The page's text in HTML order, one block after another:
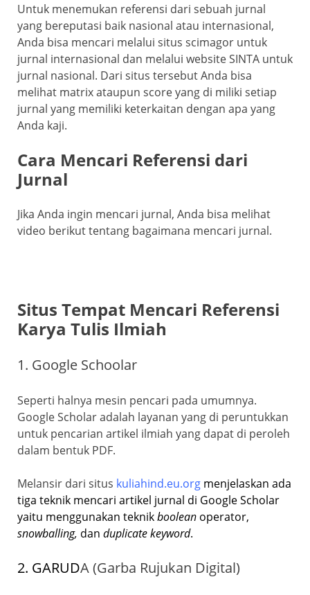
Untuk menemukan referensi dari sebuah jurnal
yang bereputasi baik nasional atau internasional,
Anda bisa mencari melalui situs scimagor untuk
jurnal internasional dan melalui website SINTA untuk
jurnal nasional. Dari situs tersebut Anda bisa
melihat matrix ataupun score yang di miliki setiap
jurnal yang memiliki keterkaitan dengan apa yang
Anda kaji.
Cara Mencari Referensi dari
Jurnal
Jika Anda ingin mencari jurnal, Anda bisa melihat
video berikut tentang bagaimana mencari jurnal.
Situs Tempat Mencari Referensi
Karya Tulis Ilmiah
1. Google Schoolar
Seperti halnya mesin pencari pada umumnya.
Google Scholar adalah layanan yang di peruntukkan
untuk pencarian artikel ilmiah yang dapat di peroleh
dalam bentuk PDF.
Melansir dari situs kuliahind.eu.org menjelaskan ada
tiga teknik mencari artikel jurnal di Google Scholar
yaitu menggunakan teknikboolean operator,
snowballing, dan duplicate keyword.
2. GARUDA (Garba Rujukan Digital)